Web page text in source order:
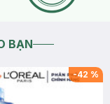
BẠN
-42 %